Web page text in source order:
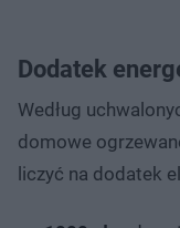
Dodatek
Według
domowe
liczyć na dodatek